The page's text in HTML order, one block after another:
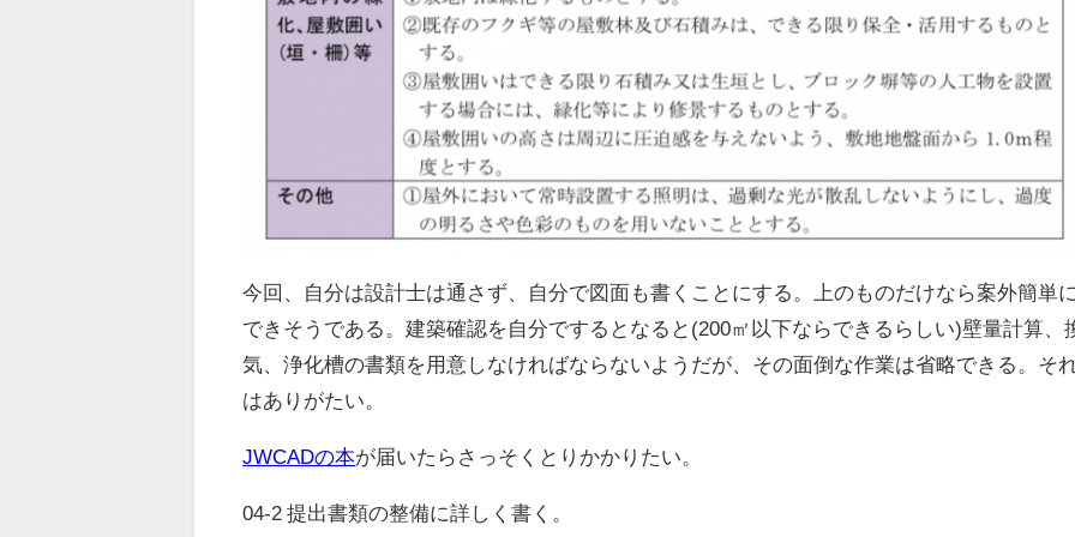
今回、自分は設計士は通さず、自分で図面も書くことにする。上のものだけなら案外簡単に
できそうである。建築確認を自分でするとなると(200㎡以下ならできるらしい)壁量計算、
気、浄化槽の書類を用意しなければならないようだが、その面倒な作業は省略できる。それ
はありがたい。
JWCADの本が届いたらさっそくとりかかりたい。
04-2 提出書類の整備に詳しく書く。